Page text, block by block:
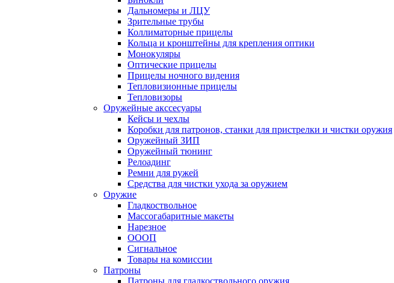
Дальномеры и ЛЦУ
Зрительные трубы
Коллиматорные прицелы
Кольца и кронштейны для крепления оптики
Монокуляры
Оптические прицелы
Прицелы ночного видения
Тепловизионные прицелы
Тепловизоры
Оружейные акссесуары
Кейсы и чехлы
Коробки для патронов, станки для пристрелки и чистки оружия
Оружейный ЗИП
Оружейный тюнинг
Релоадинг
Ремни для ружей
Средства для чистки ухода за оружием
Оружие
Гладкоствольное
Массогабаритные макеты
Нарезное
ОООП
Сигнальное
Товары на комиссии
Патроны
Патроны для гладкоствольного оружия